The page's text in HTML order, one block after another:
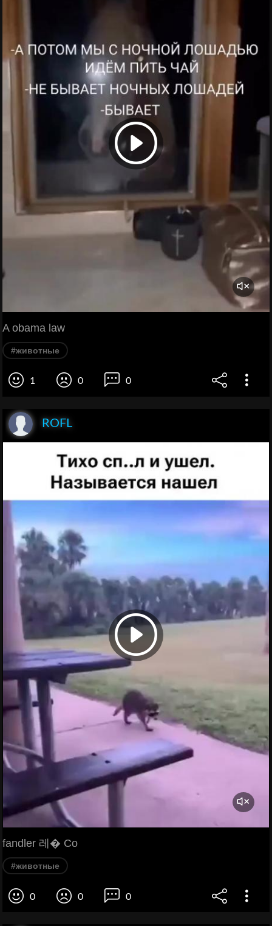
A obama law
#животные
1 0 0
ROFL
fandler 레� Co
#животные
0 0 0